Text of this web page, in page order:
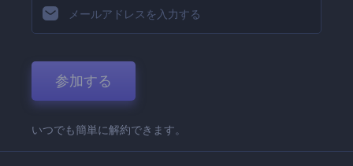
参加する
いつでも簡単に解約できます。